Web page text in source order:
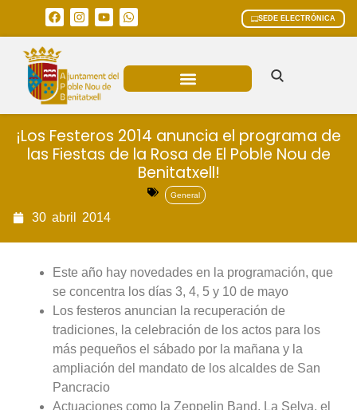
SEDE ELECTRÓNICA
¡Los Festeros 2014 anuncia el programa de
las Fiestas de la Rosa de El Poble Nou de
Benitatxell!
General
30 abril 2014
Este año hay novedades en la programación, que
se concentra los días 3, 4, 5 y 10 de mayo
Los festeros anuncian la recuperación de
tradiciones, la celebración de los actos para los
más pequeños el sábado por la mañana y la
ampliación del mandato de los alcaldes de San
Pancracio
Actuaciones como la Zeppelin Band, La Selva, el